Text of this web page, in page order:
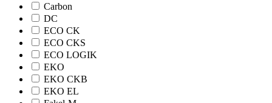
Carbon
DC
ECO CK
ECO CKS
ECO LOGIK
EKO
EKO CKB
EKO EL